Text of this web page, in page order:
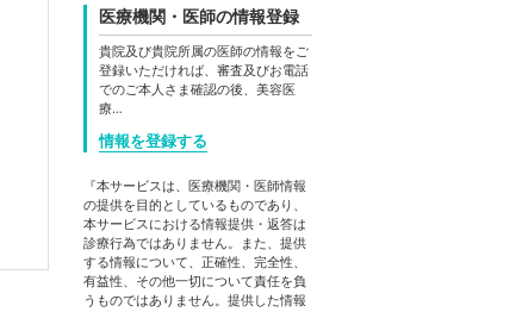
医療機関・医師の情報登録
貴院及び貴院所属の医師の情報をご
登録いただければ、審査及びお電話
でのご本人さま確認の後、美容医
療…
情報を登録する
『本サービスは、医療機関・医師情報
の提供を目的としているものであり、
本サービスにおける情報提供・返答は
診療行為ではありません。また、提供
する情報について、正確性、完全性、
有益性、その他一切について責任を負
うものではありません。提供した情報